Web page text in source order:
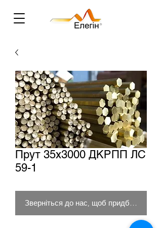
Прут 35х3000 ДКРПП ЛС
59-1
Зверніться до нас, щоб придбати товар